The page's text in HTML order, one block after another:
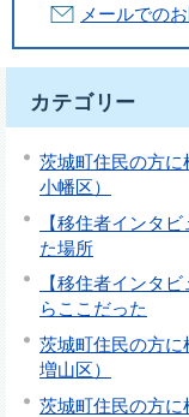
メールでの
カテゴリー
茨城町住民の方に
小幡区）
【移住者インタ
た場所
【移住者インタ
らここだった
茨城町住民の方に
増山区）
茨城町住民の方に